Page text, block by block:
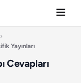
›
Yayınları
Cevapları